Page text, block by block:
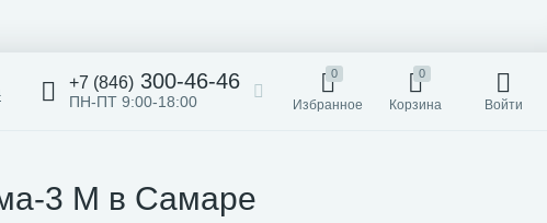
+7 (846) 300-46-46
ПН-ПТ 9:00-18:00
0
Избранное
0
Корзина Войти
3 М в Самаре